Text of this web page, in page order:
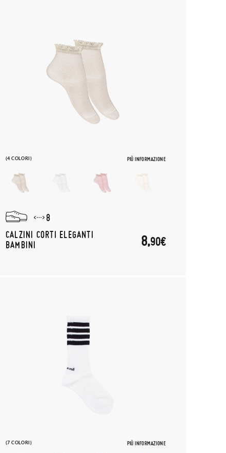
(4 COLORI) PIÙ INFORMAZIONE
8
CALZINI CORTI ELEGANTI
BAMBINI
8,90€
(7 COLORI) PIÙ INFORMAZIONE